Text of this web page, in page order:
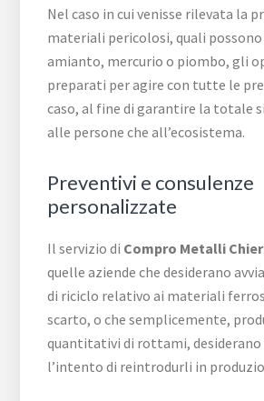
Nel caso in cui venisse rilevata la
materiali pericolosi, quali possono
amianto, mercurio o piombo, gli
preparati per agire con tutte le
caso, al fine di garantire la totale
alle persone che all’ecosistema.
Preventivi e consulenze
personalizzate
Il servizio di Compro Metalli
quelle aziende che desiderano
di riciclo relativo ai materiali
scarto, o che semplicemente,
quantitativi di rottami, desiderano
l’intento di reintrodurli in